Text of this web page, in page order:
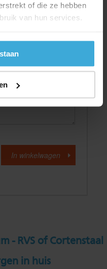
of die ze hebben
van hun services.
- RVS of Cortenstaal
in huis